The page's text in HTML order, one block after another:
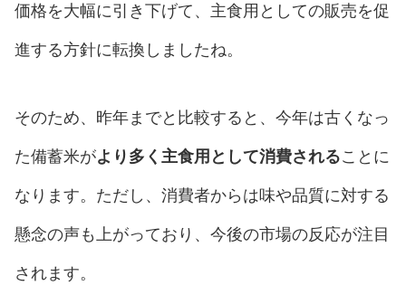
価格を大幅に引き下げて、主食用としての販売を促
進する方針に転換しましたね。
そのため、昨年までと比較すると、今年は古くなっ
た備蓄米がより多く主食用として消費されることに
なります。ただし、消費者からは味や品質に対する
懸念の声も上がっており、今後の市場の反応が注目
されます。